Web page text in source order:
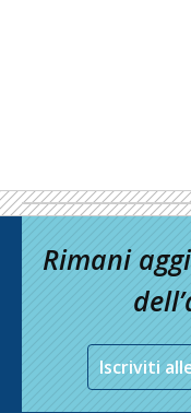
Rimani
Iscriviti